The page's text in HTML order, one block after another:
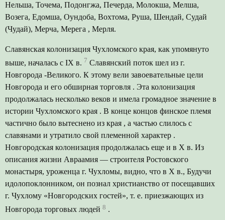
Нельша, Точема, Подонгжа, Печерда, Молокша, Мелша,
Возега, Едомша, Оундоба, Вохтома, Руша, Шендай, Судай
(Чудай), Мерча, Мерега , Мерля.
Славянская колонизация Чухломского края, как упомянуто
выше, началась с IX в. 7 Славянский поток шел из г.
Новгорода -Великого. К этому вели завоевательные цели
Новгорода и его обширная торговля . Эта колонизация
продолжалась несколько веков и имела громадное значение в
истории Чухломского края . В конце концов финское племя
частично было вытеснено из края , а частью слилось с
славянами и утратило свой племенной характер .
Новгородская колонизация продолжалась еще и в X в. Из
описания жизни Авраамия — строителя Ростовского
монастыря, уроженца г. Чухломы, видно, что в X в., Будучи
идолопоклонником, он познал христианство от посещавших
г. Чухлому «Новгородских гостей», т. е. приезжающих из
Новгорода торговых людей 8 .